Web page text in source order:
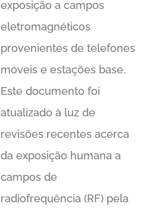
exposição a campos
eletromagnéticos
provenientes de telefones
móveis e estações base.
Este documento foi
atualizado à luz de
revisões recentes acerca
da exposição humana a
campos de
radiofrequência (RF) pela